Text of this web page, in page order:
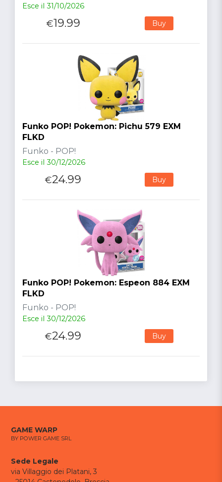
Esce il 31/10/2026
€19.99 Buy
Funko POP! Pokemon: Pichu 579 EXM
FLKD
Funko - POP!
Esce il 30/12/2026
€24.99 Buy
Funko POP! Pokemon: Espeon 884 EXM
FLKD
Funko - POP!
Esce il 30/12/2026
€24.99 Buy
GAME WARP
BY POWER GAME SRL
Sede Legale
via Villaggio dei Platani, 3